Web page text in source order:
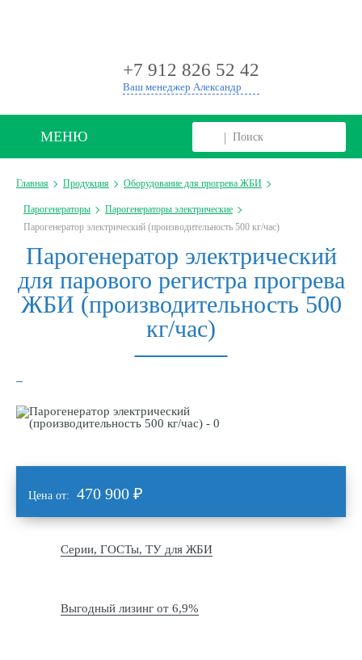
+7 912 826 52 42
Ваш менеджер Александр
МЕНЮ
Главная Продукция Оборудование для прогрева ЖБИ
Парогенераторы
Парогенераторы электрические
Парогенератор электрический (производительность 500 кг/час)
Парогенератор электрический
для парового регистра прогрева
ЖБИ (производительность 500
кг/час)
Цена от: 470 900 ₽
Серии, ГОСТы, ТУ для ЖБИ
Выгодный лизинг от 6,9%